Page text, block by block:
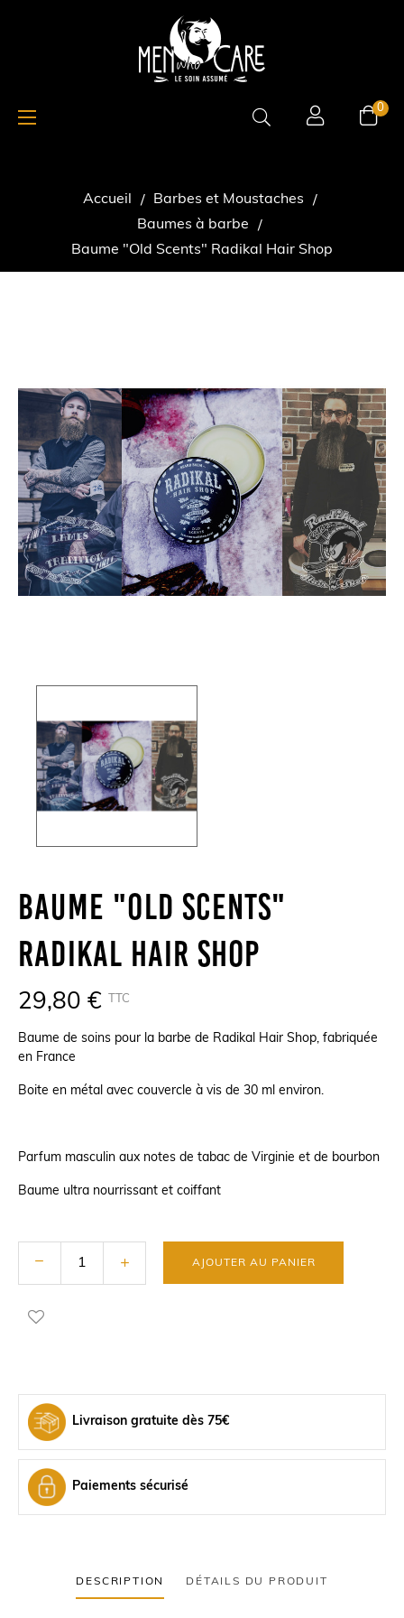
0
Basculer
la
☰
Accueil
Barbes et Moustaches
Baumes à barbe
Baume "Old Scents" Radikal Hair Shop
Baume "Old Scents"
Radikal Hair Shop
29,80 € TTC
Baume de soins pour la barbe de Radikal Hair Shop, fabriquée
en France
Boite en métal avec couvercle à vis de 30 ml environ.
Parfum masculin aux notes de tabac de Virginie et de bourbon
Baume ultra nourrissant et coiffant
AJOUTER AU PANIER
Livraison gratuite dès 75€
Paiements sécurisé
DESCRIPTION DÉTAILS DU PRODUIT